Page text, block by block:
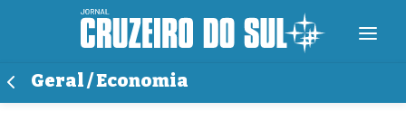
Geral / Economia